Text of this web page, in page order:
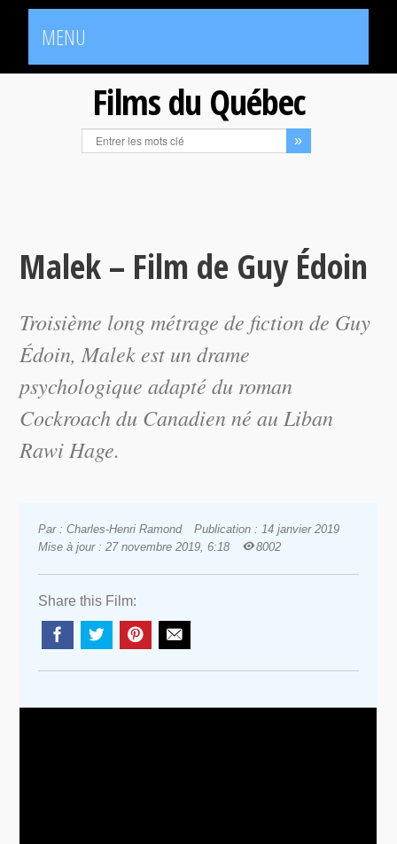
MENU
Films du Québec
Malek – Film de Guy Édoin
Troisième long métrage de fiction de Guy
Édoin, Malekest un drame
psychologique adapté du roman
Cockroachdu Canadien né au Liban
Rawi Hage.
Par : Charles-Henri Ramond
Publication : 14 janvier 2019
Mise à jour : 27 novembre 2019, 6:18
8002
Share this Film: